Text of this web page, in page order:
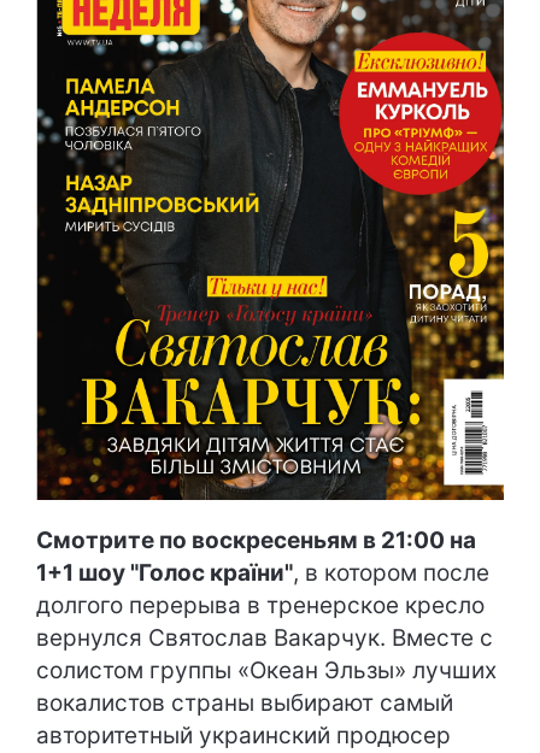
Смотрите по воскресеньям в 21:00 на
1+1 шоу "Голос країни", в котором после
долгого перерыва в тренерское кресло
вернулся Святослав Вакарчук. Вместе с
солистом группы «Океан Эльзы» лучших
вокалистов страны выбирают самый
авторитетный украинский продюсер